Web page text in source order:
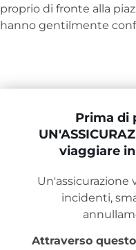
proprio di fronte alla
hanno gentilmente
Prima di
viaggiare
Un'assicurazione
incidenti,
Attraverso